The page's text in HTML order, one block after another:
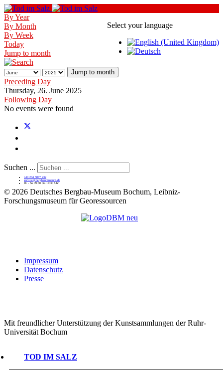
Select your language
By Year
By Month
By Week
Today
Jump to month
Jump to month
Preceding Day
Thursday, 26. June 2025
Following Day
No events were found
Suchen ...
+49 234 5877 232
service@bergbaumuseum.de
Di - So 09:30 bis 17:30 Uhr
© 2026 Deutsches Bergbau-Museum Bochum, Leibniz-
Forschungsmuseum für Georessourcen
Impressum
Datenschutz
Presse
Mit freundlicher Unterstützung der Kunstsammlungen der Ruhr-
Universität Bochum
TOD IM SALZ